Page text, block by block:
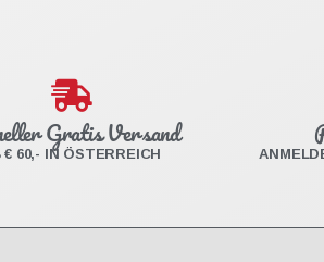
Gratis Versand
€ 60,- IN ÖSTERREICH